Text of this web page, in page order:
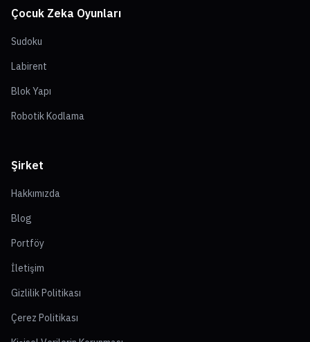
Çocuk Zeka Oyunları
Sudoku
Labirent
Blok Yapı
Robotik Kodlama
Şirket
Hakkımızda
Blog
Portföy
İletişim
Gizlilik Politikası
Çerez Politikası